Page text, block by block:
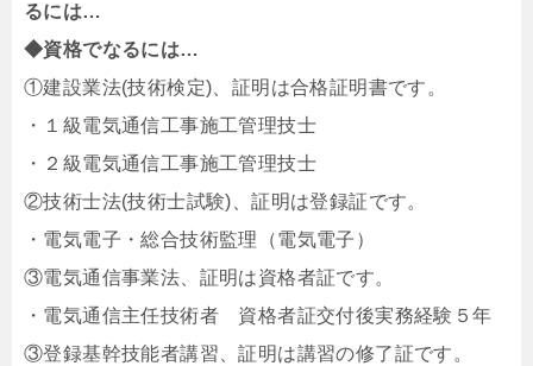
るには…
◆資格でなるには…
①建設業法(技術検定)、証明は合格証明書です。
・１級電気通信工事施工管理技士
・２級電気通信工事施工管理技士
②技術士法(技術士試験)、証明は登録証です。
・電気電子・総合技術監理（電気電子）
③電気通信事業法、証明は資格者証です。
・電気通信主任技術者 資格者証交付後実務経験５年
③登録基幹技能者講習、証明は講習の修了証です。